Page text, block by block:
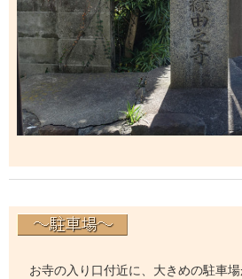
お寺の入り口付近に、大きめの駐車場